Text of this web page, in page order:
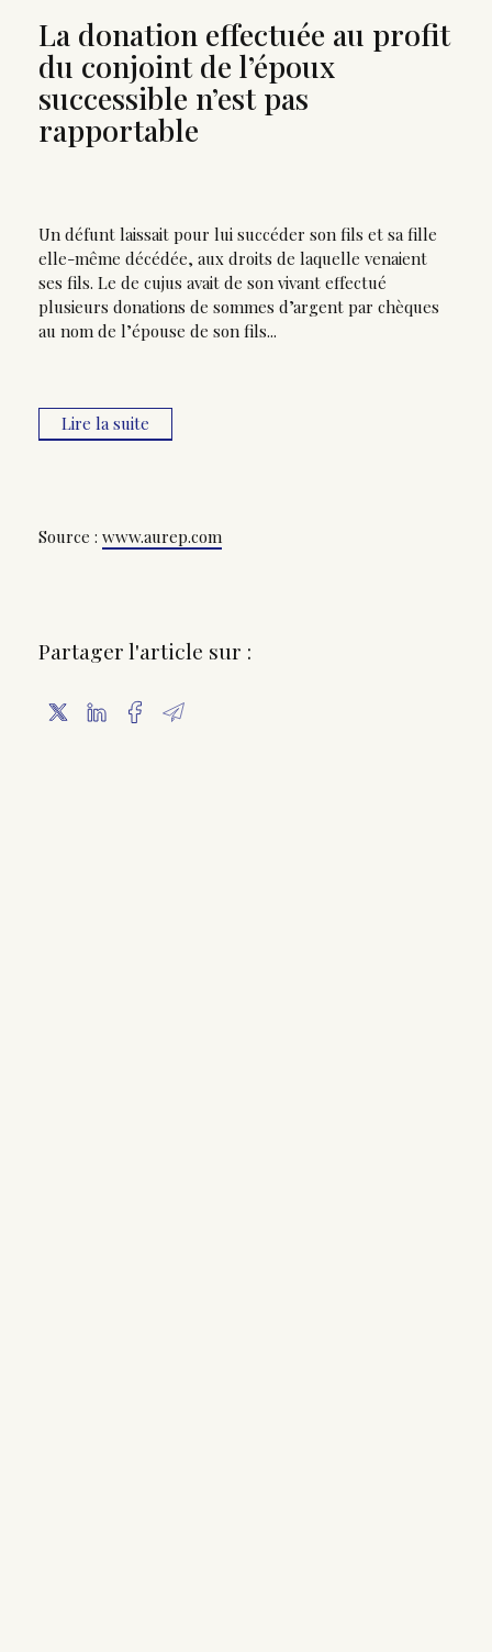
La donation effectuée au profit
du conjoint de l’époux
successible n’est pas
rapportable
Source : www.aurep.com
Un défunt laissait pour lui succéder son fils et sa fille
elle-même décédée, aux droits de laquelle venaient
ses fils. Le de cujus avait de son vivant effectué
plusieurs donations de sommes d’argent par chèques
au nom de l’épouse de son fils...
Lire la suite